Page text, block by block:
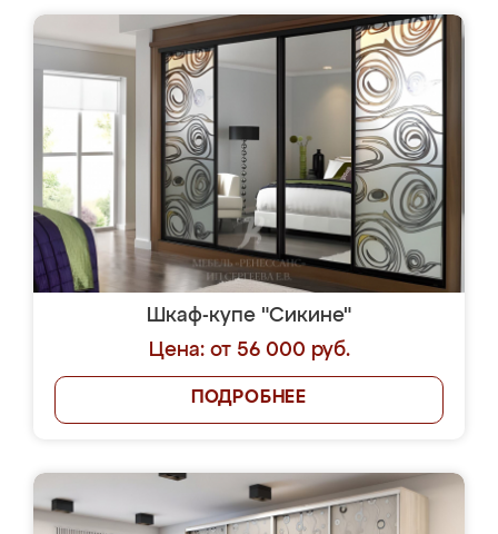
Шкаф-купе "Сикине"
Цена: от 56 000 руб.
ПОДРОБНЕЕ